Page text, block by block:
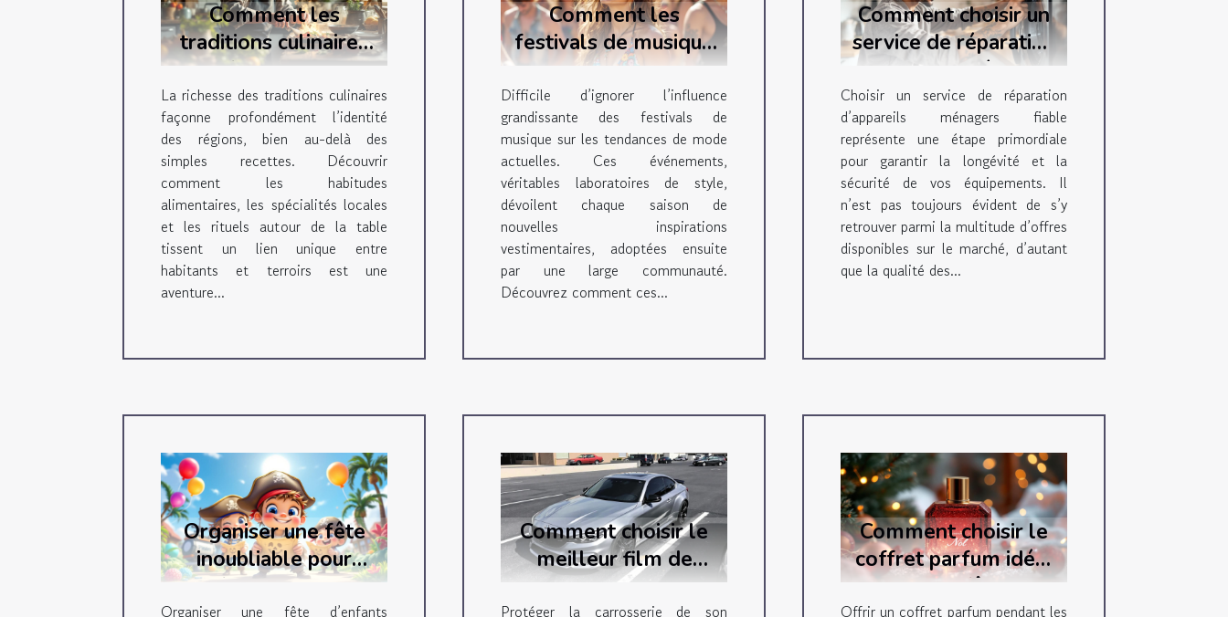
Comment les
traditions culinaires
renforcent-elles
l'identité régionale ?
La richesse des traditions culinaires
façonne profondément l’identité
des régions, bien au-delà des
simples recettes. Découvrir
comment les habitudes
alimentaires, les spécialités locales
et les rituels autour de la table
tissent un lien unique entre
habitants et terroirs est une
aventure...
Comment les
festivals de musique
influencent-ils les
tendances de mode
actuelles ?
Difficile d’ignorer l’influence
grandissante des festivals de
musique sur les tendances de mode
actuelles. Ces événements,
véritables laboratoires de style,
dévoilent chaque saison de
nouvelles inspirations
vestimentaires, adoptées ensuite
par une large communauté.
Découvrez comment ces...
Comment choisir un
service de réparation
d'appareils ménagers
fiable ?
Choisir un service de réparation
d’appareils ménagers fiable
représente une étape primordiale
pour garantir la longévité et la
sécurité de vos équipements. Il
n’est pas toujours évident de s’y
retrouver parmi la multitude d’offres
disponibles sur le marché, d’autant
que la qualité des...
Organiser une fête
inoubliable pour
enfants avec une
Organiser une fête d’enfants
Comment choisir le
meilleur film de
protection auto pour
Protéger la carrosserie de son
Comment choisir le
coffret parfum idéal
pour les fêtes ?
Offrir un coffret parfum pendant les